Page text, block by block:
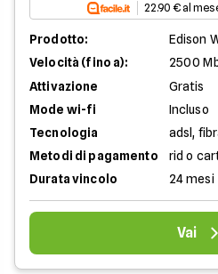
22.90 € al
Prodotto:
Edison
Velocità (fino a):
2500
Attivazione
Gratis
Mode wi-fi
Incluso
Tecnologia
adsl,
Metodi di pagamento
rid o
Durata vincolo
24 mesi
Vai